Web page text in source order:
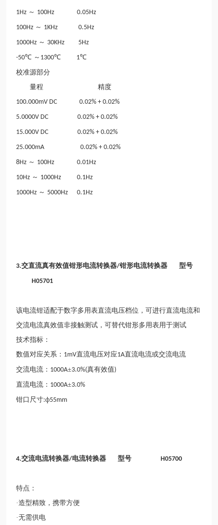
1Hz ～ 100Hz 0.05Hz
100Hz ～ 1KHz 0.5Hz
1000Hz ～ 30KHz 5Hz
-50℃ ～ 1300℃ 1℃
校准源部分
量程 精度
100.000mV DC 0.02% + 0.02%
5.0000V DC 0.02% + 0.02%
15.000V DC 0.02% + 0.02%
25.000mA 0.02% + 0.02%
8Hz ～ 100Hz 0.01Hz
10Hz ～ 1000Hz 0.1Hz
1000Hz ～ 5000Hz 0.1Hz
3.交直流真有效值钳形电流转换器/钳形电流转换器 型号
H05701
该电流钳适配于数字多用表直流电压档位，可进行直流电流和
交流电流真效值非接触测试，可替代钳形多用表用于测试
技术指标：
数值对应关系： 1mV直流电压对应1A直流电流或交流电流
交流电流： 1000A±3.0%(真有效值)
直流电流： 1000A±3.0%
钳口尺寸:ф55mm
4.交流电流转换器/电流转换器 型号H05700
特点：
·造型精致，携带方便
·无需供电